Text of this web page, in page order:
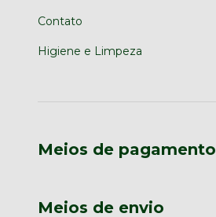
Contato
Higiene e Limpeza
Meios de pagamento
Meios de envio